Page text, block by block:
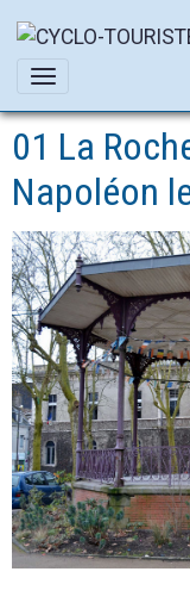
01 La
Napoléon